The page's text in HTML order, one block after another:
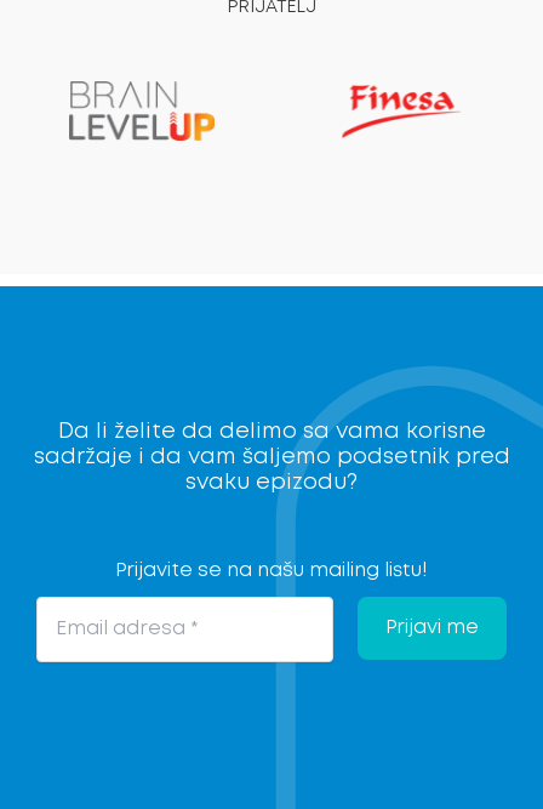
PRIJATELJ
Da li želite da delimo sa vama korisne
sadržaje i da vam šaljemo podsetnik pred
svaku epizodu?
Prijavite se na našu mailing listu!